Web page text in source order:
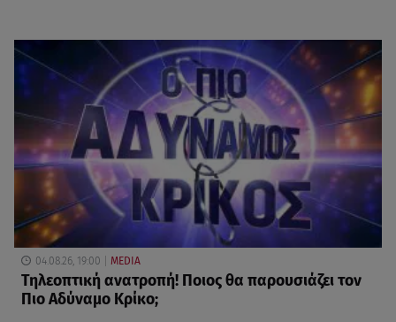
04.08.26, 19:00 MEDIA
Τηλεοπτική ανατροπή! Ποιος θα παρουσιάζει τον
Πιο Αδύναμο Κρίκο;